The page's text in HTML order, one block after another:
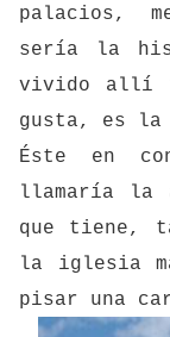
palacios,
sería la
vivido allí y
gusta, es la
Éste en
llamaría la
que tiene,
la iglesia
pisar una